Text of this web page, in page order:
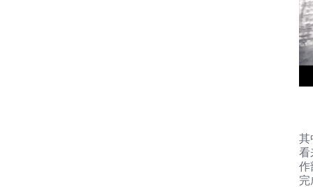
其
看
作
完